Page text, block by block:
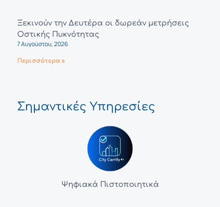
Ξεκινούν την Δευτέρα οι δωρεάν μετρήσεις
Οστικής Πυκνότητας
7 Αυγούστου, 2026
Περισσότερα »
Σημαντικές Υπηρεσίες
Ψηφιακά Πιστοποιητικά